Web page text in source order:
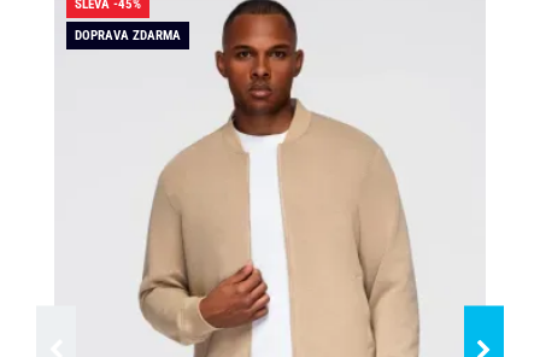
SLEVA -45%
DOPRAVA ZDARMA